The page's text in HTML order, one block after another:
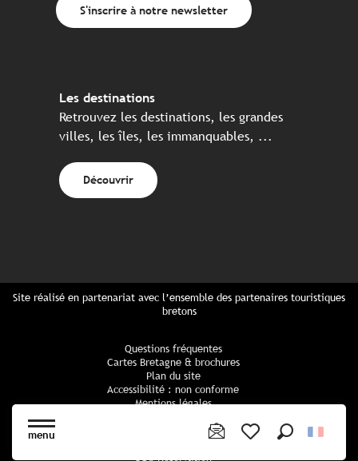
menu
S'inscrire à notre newsletter
Les destinations
Retrouvez les destinations, les grandes
villes, les îles, les immanquables, ...
Découvrir
Site réalisé en partenariat avec l’ensemble des partenaires touristiques
bretons
Questions fréquentes
Cartes Bretagne & brochures
Plan du site
Accessibilité : non conforme
Mentions légales
Politique cookies